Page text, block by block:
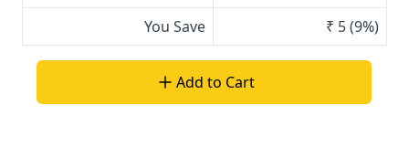
You Save ₹ 5(9%)
Add to Cart